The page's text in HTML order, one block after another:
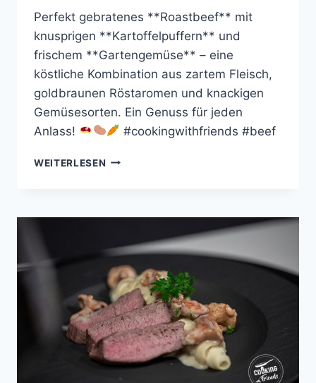
Perfekt gebratenes **Roastbeef** mit
knusprigen **Kartoffelpuffern** und
frischem **Gartengemüse** – eine
köstliche Kombination aus zartem Fleisch,
goldbraunen Röstaromen und knackigen
Gemüsesorten. Ein Genuss für jeden
Anlass!
#cookingwithfriends #beef
WEITERLESEN ROASTBEEF
GARTENGEMÜSE